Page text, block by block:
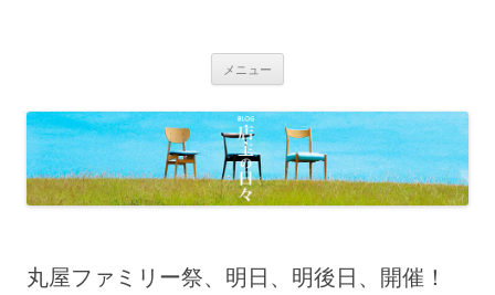
市・塩尻市 木の家具、こだわりの家
具の専門店
メニュー
テ
ン
ツ
へ
移
丸屋ファミリー祭、明日、明後日、開催！